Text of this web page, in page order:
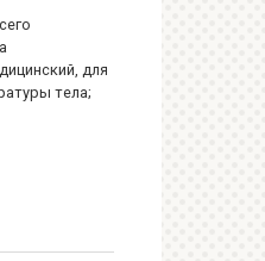
для
тела;